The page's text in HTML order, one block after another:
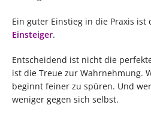
Ein guter Einstieg in die Praxis ist
Einsteiger.
Entscheidend ist nicht die
ist die Treue zur Wahrnehmung.
beginnt feiner zu spüren. Und
weniger gegen sich selbst.